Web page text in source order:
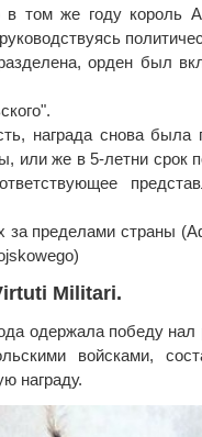
том же году король
орден был
награда снова была
или же в 5-летни срок
пределами страны
Militari.
одержала победу нал
войсками,
награду.